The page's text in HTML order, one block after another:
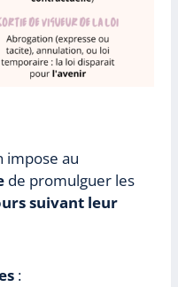
impose au
de promulguer les
suivant leur
: